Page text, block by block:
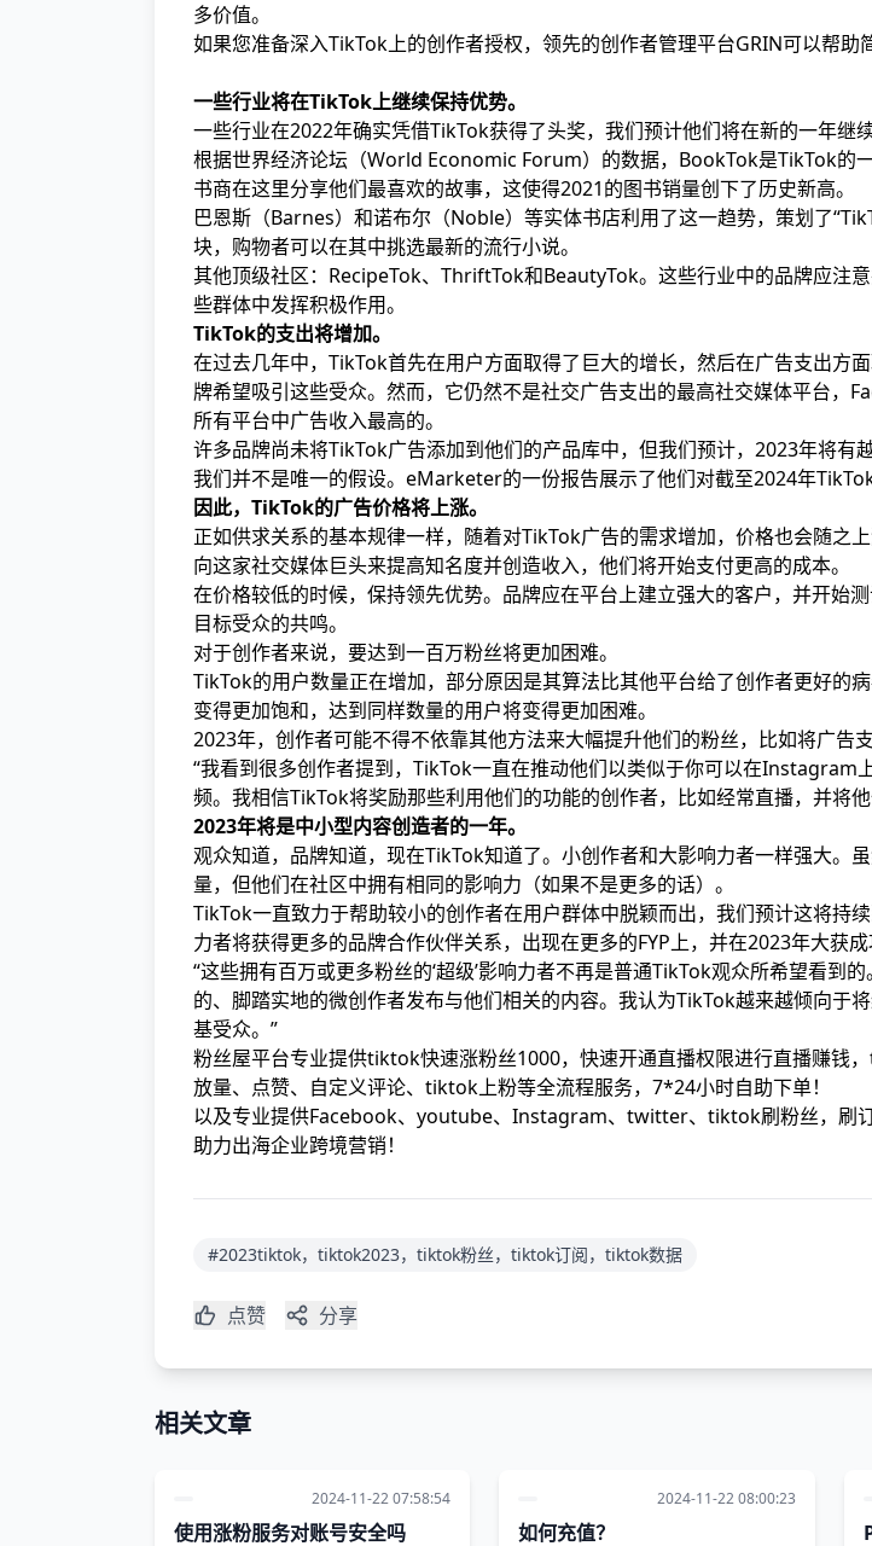
多价值。
如果您准备深入TikTok上的创作者授权，领先的创作者管理平台GRIN可以帮助
一些行业将在TikTok上继续保持优势。
一些行业在2022年确实凭借TikTok获得了头奖，我们预计他们将在新的一年继
根据世界经济论坛（World Economic Forum）的数据，BookTok是TikTok的
书商在这里分享他们最喜欢的故事，这使得2021的图书销量创下了历史新高。
巴恩斯（Barnes）和诺布尔（Noble）等实体书店利用了这一趋势，策划了
块，购物者可以在其中挑选最新的流行小说。
其他顶级社区：RecipeTok、ThriftTok和BeautyTok。这些行业中的品牌应注
些群体中发挥积极作用。
TikTok的支出将增加。
在过去几年中，TikTok首先在用户方面取得了巨大的增长，然后在广告支出方
牌希望吸引这些受众。然而，它仍然不是社交广告支出的最高社交媒体平台，
所有平台中广告收入最高的。
许多品牌尚未将TikTok广告添加到他们的产品库中，但我们预计，2023年将有
我们并不是唯一的假设。eMarketer的一份报告展示了他们对截至2024年TikTok
因此，TikTok的广告价格将上涨。
正如供求关系的基本规律一样，随着对TikTok广告的需求增加，价格也会随之
向这家社交媒体巨头来提高知名度并创造收入，他们将开始支付更高的成本。
在价格较低的时候，保持领先优势。品牌应在平台上建立强大的客户，并开始
目标受众的共鸣。
对于创作者来说，要达到一百万粉丝将更加困难。
TikTok的用户数量正在增加，部分原因是其算法比其他平台给了创作者更好的
变得更加饱和，达到同样数量的用户将变得更加困难。
2023年，创作者可能不得不依靠其他方法来大幅提升他们的粉丝，比如将广告
“我看到很多创作者提到，TikTok一直在推动他们以类似于你可以在Instagram
频。我相信TikTok将奖励那些利用他们的功能的创作者，比如经常直播，并将他
2023年将是中小型内容创造者的一年。
观众知道，品牌知道，现在TikTok知道了。小创作者和大影响力者一样强大。
量，但他们在社区中拥有相同的影响力（如果不是更多的话）。
TikTok一直致力于帮助较小的创作者在用户群体中脱颖而出，我们预计这将持
力者将获得更多的品牌合作伙伴关系，出现在更多的FYP上，并在2023年大获成
“这些拥有百万或更多粉丝的‘超级’影响力者不再是普通TikTok观众所希望看到
的、脚踏实地的微创作者发布与他们相关的内容。我认为TikTok越来越倾向于
基受众。”
粉丝屋平台专业提供tiktok快速涨粉丝1000，快速开通直播权限进行直播赚钱
放量、点赞、自定义评论、tiktok上粉等全流程服务，7*24小时自助下单！
以及专业提供Facebook、youtube、Instagram、twitter、tiktok刷粉丝，刷订
助力出海企业跨境营销！
#2023tiktok，tiktok2023，tiktok粉丝，tiktok订阅，tiktok数据
点赞 分享
相关文章
2024-11-22 07:58:54
使用涨粉服务对账号安全吗
2024-11-22 08:00:23
如何充值？